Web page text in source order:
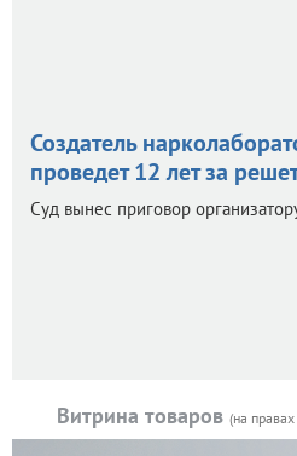
Создатель
проведет 12 лет за
Суд вынес приговор
Витрина товаров (на